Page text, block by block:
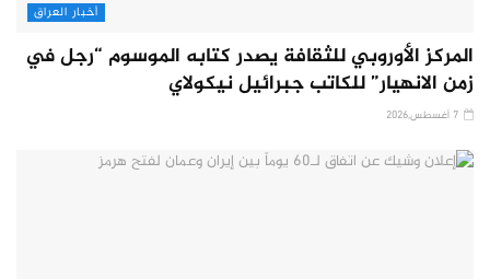
أخبار العراق
المركز الأوروبي للثقافة يصدر كتابه الموسوم “رجل في
زمن الانهيار” للكاتب جبرائيل نيكولاي